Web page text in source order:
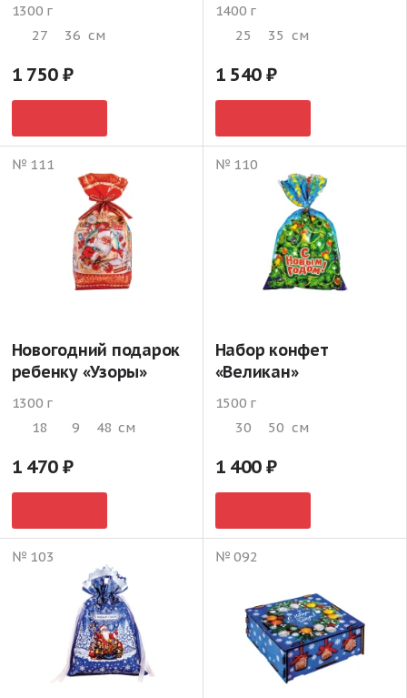
1300 г
27
36 см
1 750
1400 г
25
35 см
1 540
№ 111
Новогодний подарок
ребенку «Узоры»
1300 г
18
9 48 см
1 470
№ 110
Набор конфет
«Великан»
1500 г
30
50 см
1 400
№ 103 № 092